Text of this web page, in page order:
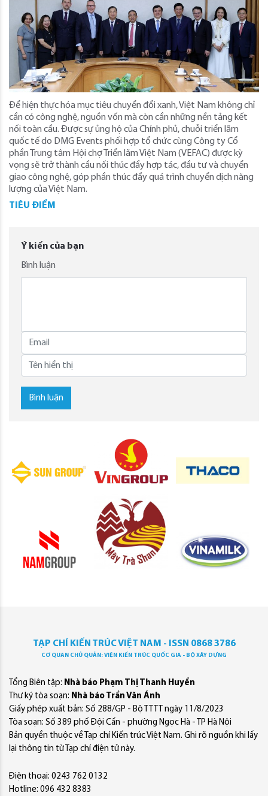
Để hiện thực hóa mục tiêu chuyển đổi xanh, Việt Nam không chỉ
cần có công nghệ, nguồn vốn mà còn cần những nền tảng kết
nối toàn cầu. Được sự ủng hộ của Chính phủ, chuỗi triển lãm
quốc tế do DMG Events phối hợp tổ chức cùng Công ty Cổ
phần Trung tâm Hội chợ Triển lãm Việt Nam (VEFAC) được kỳ
vọng sẽ trở thành cầu nối thúc đẩy hợp tác, đầu tư và chuyển
giao công nghệ, góp phần thúc đẩy quá trình chuyển dịch năng
lượng của Việt Nam.
TIÊU ĐIỂM
Ý kiến của bạn
Bình luận
Bình luận
TẠP CHÍ KIẾN TRÚC VIỆT NAM - ISSN 0868 3786
CƠ QUAN CHỦ QUẢN: VIỆN KIẾN TRÚC QUỐC GIA - BỘ XÂY DỰNG
Tổng Biên tập: Nhà báo Phạm Thị Thanh Huyền
Thư ký tòa soạn: Nhà báo Trần Văn Ánh
Giấy phép xuất bản: Số 288/GP - Bộ TTTT ngày 11/8/2023
Tòa soạn: Số 389 phố Đội Cấn - phường Ngọc Hà - TP Hà Nội
Bản quyền thuộc về Tạp chí Kiến trúc Việt Nam. Ghi rõ nguồn khi lấy
lại thông tin từ Tạp chí điện tử này.
Điện thoại: 0243 762 0132
Hotline: 096 432 8383